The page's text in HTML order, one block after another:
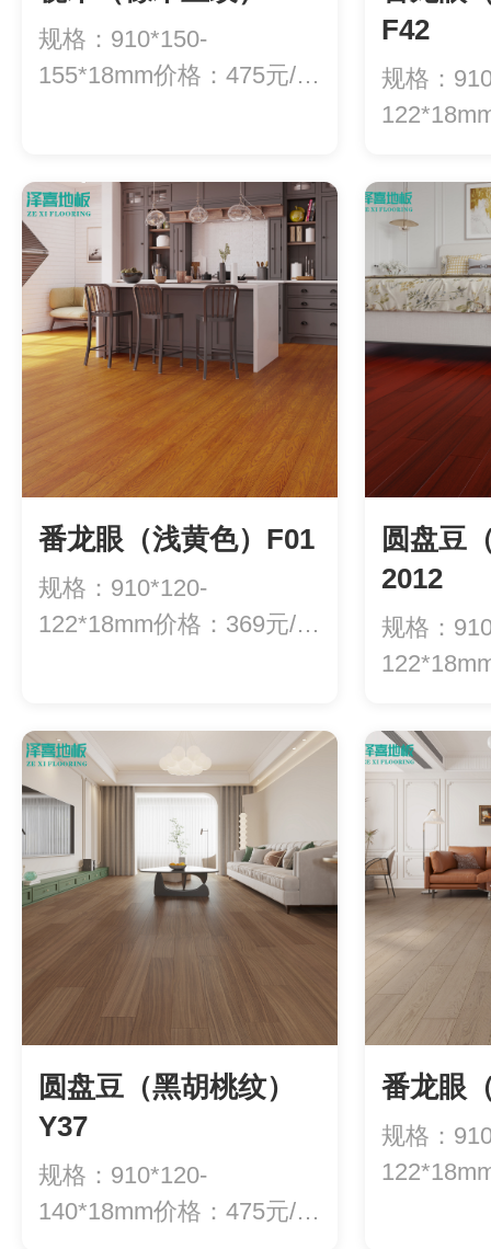
规格：910*150-
155*18mm价格：475元/平
F42
规格：
番龙眼（浅黄色）F01
规格：910*120-
122*18mm价格：369元/平
圆盘豆
2012
规格：
圆盘豆（黑胡桃纹）
Y37
规格：910*120-
140*18mm价格：475元/平
番龙眼
规格：